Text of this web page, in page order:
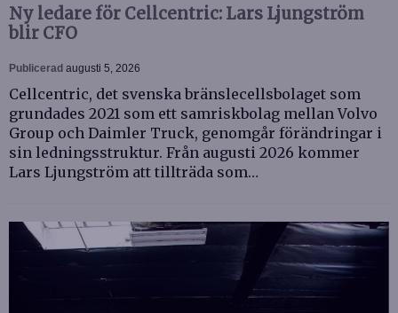
Ny ledare för Cellcentric: Lars Ljungström
blir CFO
Publicerad augusti 5, 2026
Cellcentric, det svenska bränslecellsbolaget som
grundades 2021 som ett samriskbolag mellan Volvo
Group och Daimler Truck, genomgår förändringar i
sin ledningsstruktur. Från augusti 2026 kommer
Lars Ljungström att tillträda som…